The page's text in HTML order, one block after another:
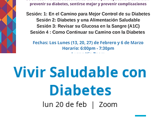
Vivir Saludable con
Diabetes
lun 20 de feb
  |
Zoom